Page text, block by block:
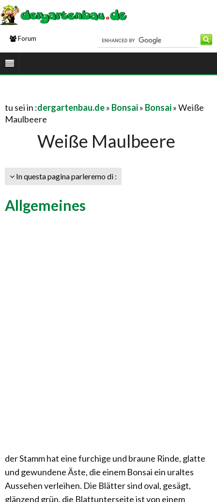
Forum
tu sei in :dergartenbau.de» Bonsai» Bonsai» Weiße
Maulbeere
Weiße Maulbeere
In questa pagina parleremo di :
Allgemeines
der Stamm hat eine furchige und braune Rinde, glatte
und gewundene Äste, die einem Bonsai ein uraltes
Aussehen verleihen. Die Blätter sind oval, gesägt,
glänzend grün, die Blattunterseite ist von einem